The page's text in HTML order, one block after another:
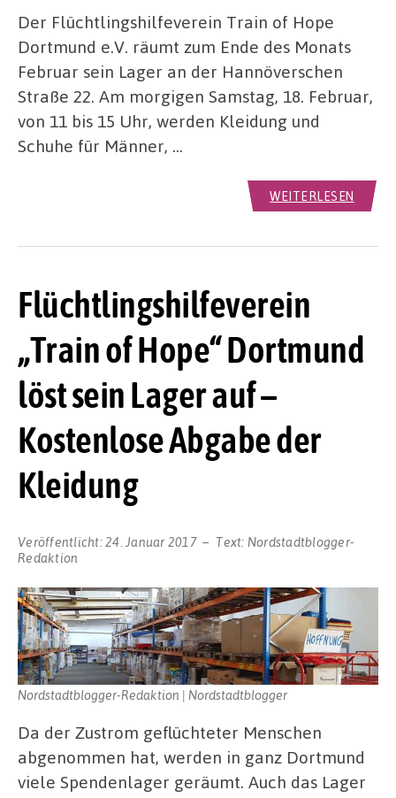
Der Flüchtlingshilfeverein Train of Hope
Dortmund e.V. räumt zum Ende des Monats
Februar sein Lager an der Hannöverschen
Straße 22. Am morgigen Samstag, 18. Februar,
von 11 bis 15 Uhr, werden Kleidung und
Schuhe für Männer, …
WEITERLESEN
Flüchtlingshilfeverein
„Train of Hope“ Dortmund
löst sein Lager auf –
Kostenlose Abgabe der
Kleidung
Veröffentlicht:24. Januar 2017 Text: Nordstadtblogger-
Redaktion
Nordstadtblogger-Redaktion | Nordstadtblogger
Da der Zustrom geflüchteter Menschen
abgenommen hat, werden in ganz Dortmund
viele Spendenlager geräumt. Auch das Lager